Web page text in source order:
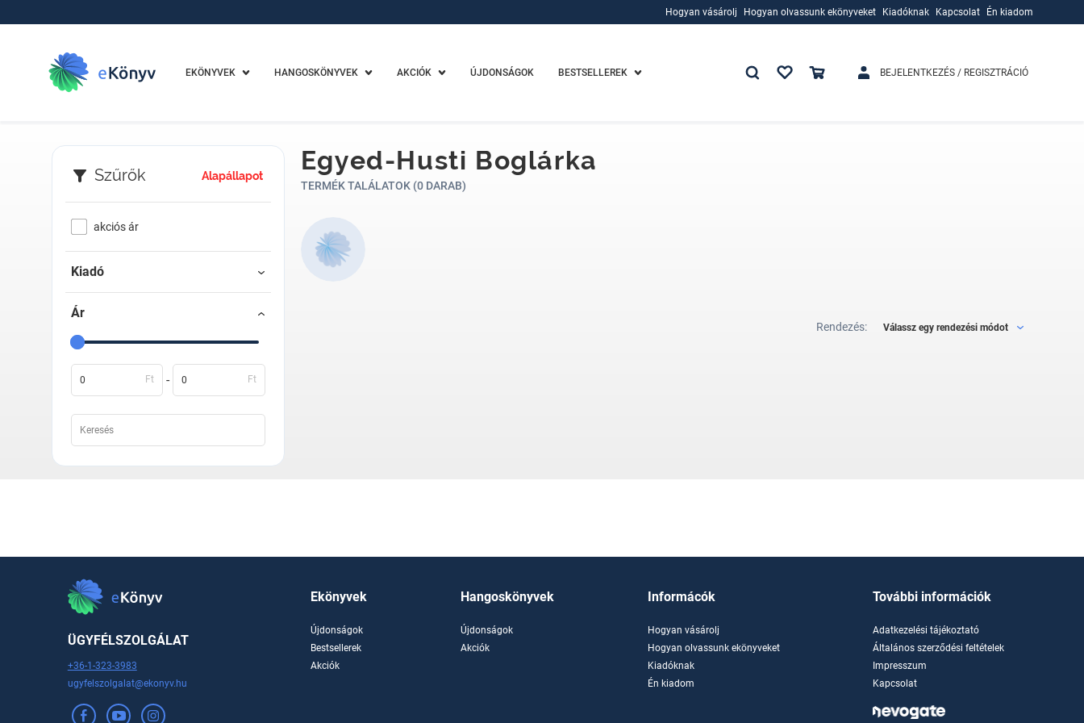
Hogyan vásárolj
Hogyan olvassunk ekönyveket
Kiadóknak
Kapcsolat Én kiadom
EKÖNYVEK HANGOSKÖNYVEK AKCIÓK ÚJDONSÁGOK BESTSELLEREK BEJELENTKEZÉS / REGISZTRÁCIÓ
Szűrők Alapállapot
akciós ár
Kiadó
Ár
Ft - Ft
Egyed-Husti Boglárka
TERMÉK TALÁLATOK (0 DARAB)
Rendezés: Válassz egy rendezési módot
ÜGYFÉLSZOLGÁLAT
+36-1-323-3983
ugyfelszolgalat@ekonyv.hu
Ekönyvek
Újdonságok
Bestsellerek
Akciók
Hangoskönyvek
Újdonságok
Akciók
Informácók
Hogyan vásárolj
Hogyan olvassunk ekönyveket
Kiadóknak
Én kiadom
További információk
Adatkezelési tájékoztató
Általános szerződési feltételek
Impresszum
Kapcsolat